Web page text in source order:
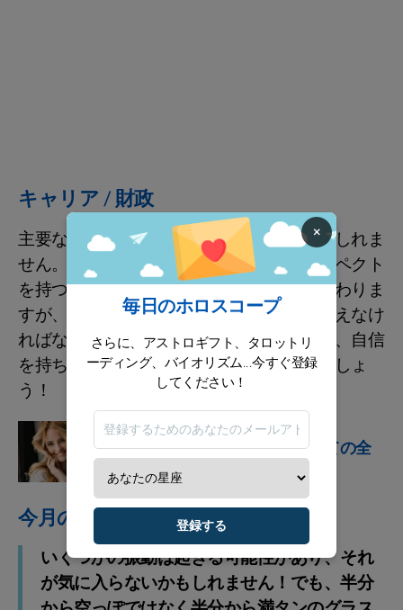
キャリア / 財政
主要な収入源の根本的な変更が始まるかもしれま
せん。ウラヌスがプルートンと絶好のアスペクト
を持つことで、仕事の運命が良い方向に変わりま
すが、当面は自分の基準が揺らぐことに耐えなけ
ればなりません。できるだけ早く適応して、自信
を持ち、冷や汗をかくことが少なくなるでしょ
う！
占星術の兆候
水瓶座のサインについての全
てを学びましょう
今月のアドバイス
いくつかの振動は起きる可能性があり、それ
が気に入らないかもしれません！でも、半分
×
毎日のホロスコープ
さらに、アストロギフト、タロットリ
ーディング、バイオリズム...今すぐ登録
してください！
登録する